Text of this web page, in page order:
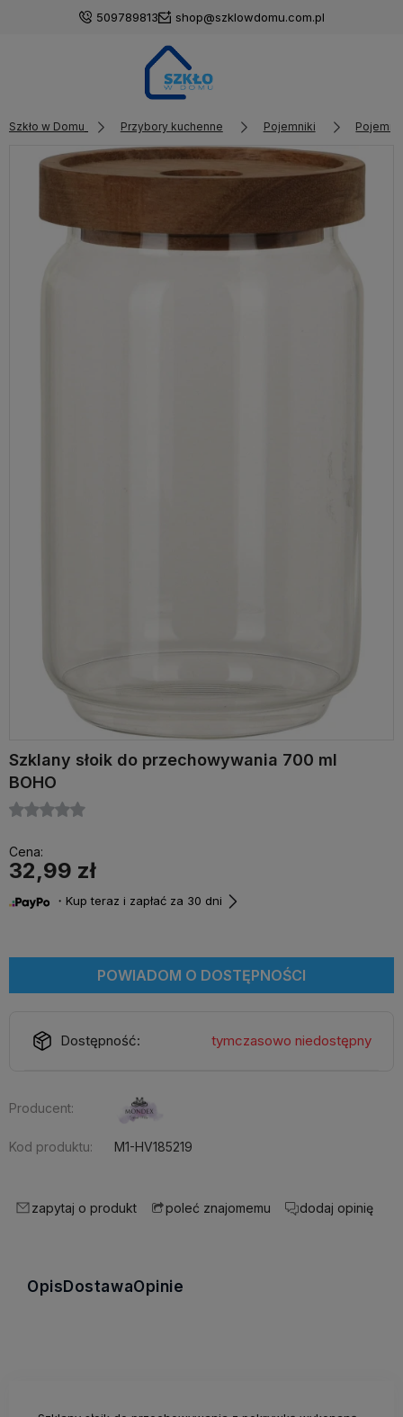
509789813 shop@szklowdomu.com.pl
Szkło w Domu Przybory kuchenne Pojemniki
Szklany słoik do przechowywania 700 ml
BOHO
Cena:
32,99 zł
・Kup teraz i zapłać za 30 dni
POWIADOM O DOSTĘPNOŚCI
Dostępność: tymczasowo niedostępny
Producent:
Kod produktu: M1-HV185219
zapytaj o produkt poleć znajomemu dodaj opinię
OpisDostawaOpinie